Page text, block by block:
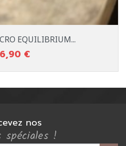
EQUILIBRIUM...
Prix
6,90 €
nos
spéciales !